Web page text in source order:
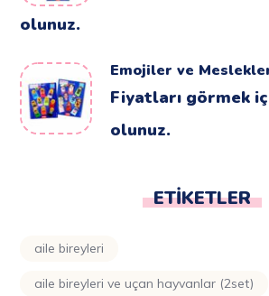
olunuz.
Emojiler ve
Fiyatları görmek
olunuz.
ETIKETLER
aile bireyleri
aile bireyleri ve uçan hayvanlar (2set)